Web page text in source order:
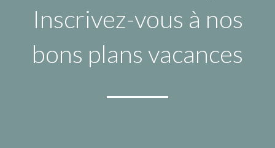
Inscrivez-vous à nos
bons plans vacances